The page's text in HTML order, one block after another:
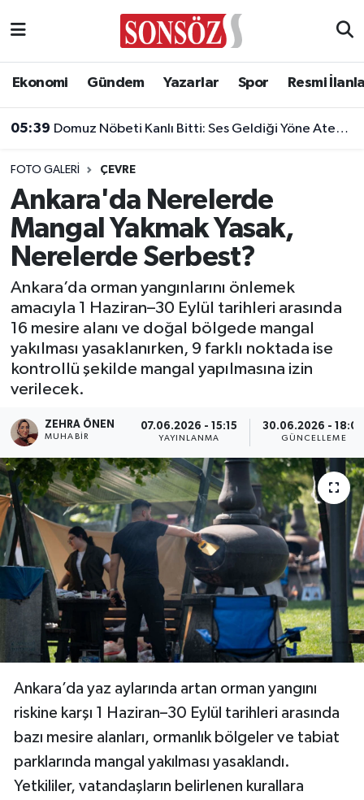
Ekonomi Gündem Yazarlar Spor Resmi
05:39 Domuz Nöbeti Kanlı Bitti: Ses Geldiği Yöne Ateş Açan Oğul Babasını Öldürdü!
FOTO GALERI ÇEVRE
Ankara'da Nerelerde
Mangal Yakmak Yasak,
Nerelerde Serbest?
Ankara’da orman yangınlarını önlemek
amacıyla 1 Haziran–30 Eylül tarihleri arasında
16 mesire alanı ve doğal bölgede mangal
yakılması yasaklanırken, 9 farklı noktada ise
kontrollü şekilde mangal yapılmasına izin
verilecek.
ZEHRA ÖNEN
MUHABIR
07.06.2026 - 15:15
YAYINLANMA
30.06.2026 -
GÜNCELLEME
Ankara’da yaz aylarında artan orman yangını
riskine karşı 1 Haziran–30 Eylül tarihleri arasında
bazı mesire alanları, ormanlık bölgeler ve tabiat
parklarında mangal yakılması yasaklandı.
Yetkililer, vatandaşların belirlenen kurallara
Asayiş
Biyografi
Çevre
Diğer
Dünya
Eğitim
Ekonomi
Eleman
Emlak
Gündem
Gurme
Haber
İlçe Haberleri
Keşfet
Kültür & Sanat
Magazin
Ankara Nöbetçi Eczaneler
Ankara Trafik Yoğunluk Haritası
Süper Lig Puan Durumu ve Fikstür
Tüm Manşetler
Son Dakika Haberleri
Haber Arşivi